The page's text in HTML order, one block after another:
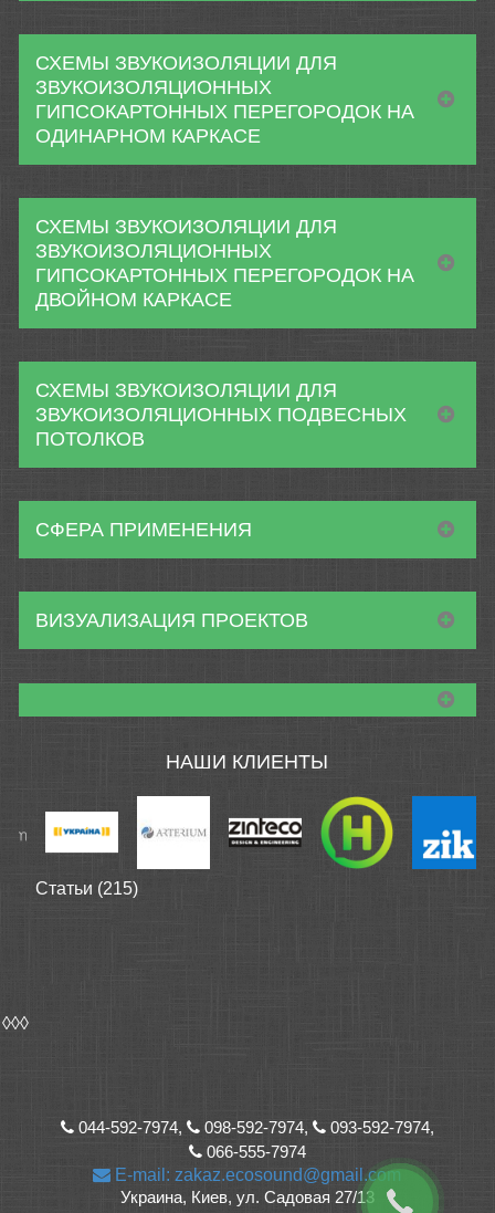
СХЕМЫ ЗВУКОИЗОЛЯЦИИ ДЛЯ
ЗВУКОИЗОЛЯЦИОННЫХ
ГИПСОКАРТОННЫХ ПЕРЕГОРОДОК НА
ОДИНАРНОМ КАРКАСЕ
СХЕМЫ ЗВУКОИЗОЛЯЦИИ ДЛЯ
ЗВУКОИЗОЛЯЦИОННЫХ
ГИПСОКАРТОННЫХ ПЕРЕГОРОДОК НА
ДВОЙНОМ КАРКАСЕ
СХЕМЫ ЗВУКОИЗОЛЯЦИИ ДЛЯ
ЗВУКОИЗОЛЯЦИОННЫХ ПОДВЕСНЫХ
ПОТОЛКОВ
СФЕРА ПРИМЕНЕНИЯ
ВИЗУАЛИЗАЦИЯ ПРОЕКТОВ
НАШИ КЛИЕНТЫ
Статьи (215)
◊◊◊
044-592-7974, 098-592-7974,
093-592-7974,
066-555-7974
E-mail: zakaz.ecosound@gmail.com
Украина, Киев, ул. Садовая 27/13